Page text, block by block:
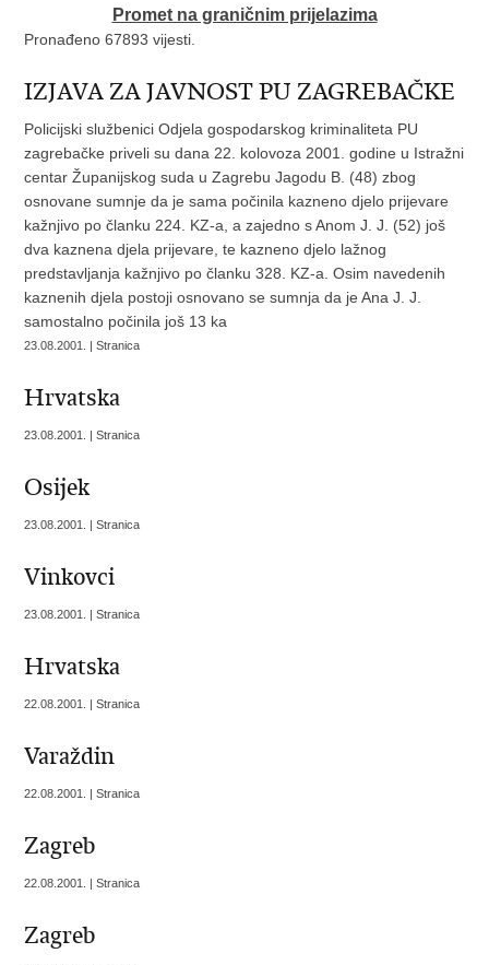
Promet na graničnim prijelazima
Pronađeno 67893 vijesti.
IZJAVA ZA JAVNOST PU ZAGREBAČKE
Policijski službenici Odjela gospodarskog kriminaliteta PU
zagrebačke priveli su dana 22. kolovoza 2001. godine u Istražni
centar Županijskog suda u Zagrebu Jagodu B. (48) zbog
osnovane sumnje da je sama počinila kazneno djelo prijevare
kažnjivo po članku 224. KZ-a, a zajedno s Anom J. J. (52) još
dva kaznena djela prijevare, te kazneno djelo lažnog
predstavljanja kažnjivo po članku 328. KZ-a. Osim navedenih
kaznenih djela postoji osnovano se sumnja da je Ana J. J.
samostalno počinila još 13 ka
23.08.2001. | Stranica
Hrvatska
23.08.2001. | Stranica
Osijek
23.08.2001. | Stranica
Vinkovci
23.08.2001. | Stranica
Hrvatska
22.08.2001. | Stranica
Varaždin
22.08.2001. | Stranica
Zagreb
22.08.2001. | Stranica
Zagreb